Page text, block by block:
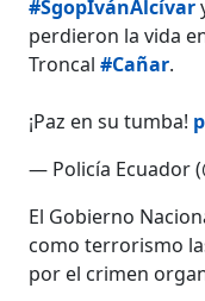
#SgopIvánAlcívar
perdieron la vida
Troncal#Cañar.
¡Paz en su tumba!
— Policía Ecuador
El Gobierno
como terrorismo
por el crimen